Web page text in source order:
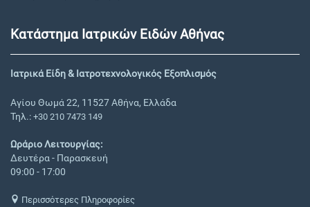
Κατάστημα Ιατρικών Ειδών Αθήνας
Ιατρικά Είδη & Ιατροτεχνολογικός Εξοπλισμός
Αγίου Θωμά 22, 11527 Αθήνα, Ελλάδα
Τηλ.: +30 210 7473 149
Ωράριο Λειτουργίας:
Δευτέρα - Παρασκευή
09:00 - 17:00
Περισσότερες Πληροφορίες